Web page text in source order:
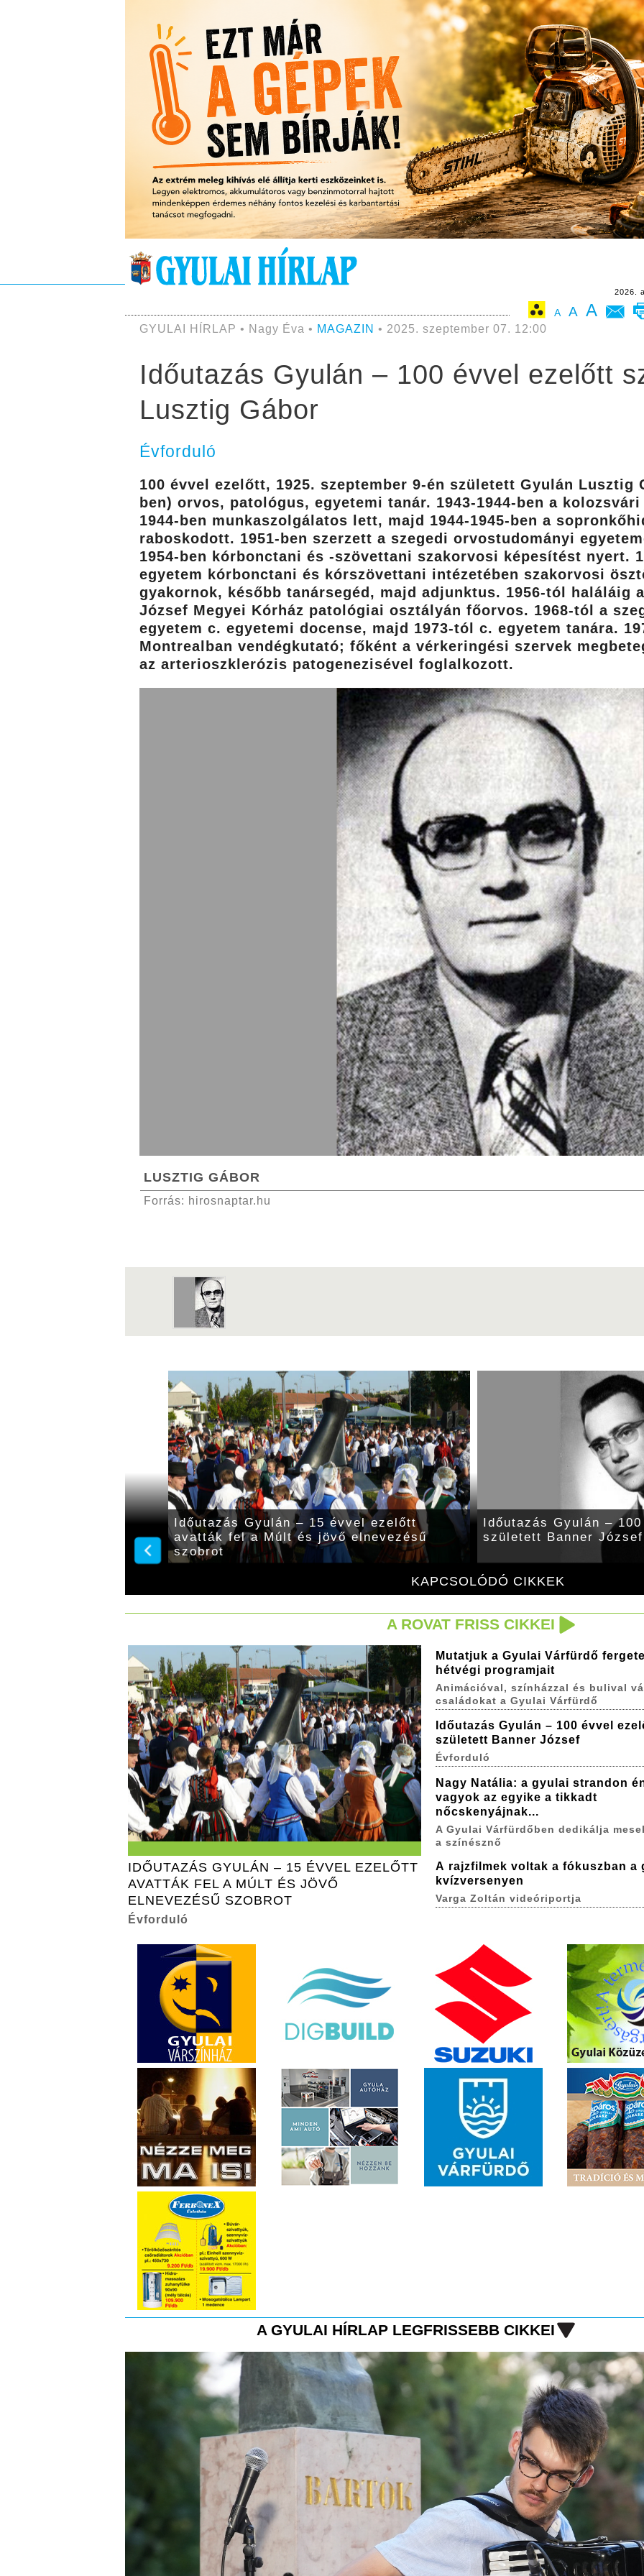
2026.
A A A
GYULAI HÍRLAP • Nagy Éva • MAGAZIN • 2025. szeptember 07. 12:00
Időutazás Gyulán – 100 évvel ezelőtt
Lusztig Gábor
Évforduló
100 évvel ezelőtt, 1925. szeptember 9-én született Gyulán Lusztig
ben) orvos, patológus, egyetemi tanár. 1943-1944-ben a
1944-ben munkaszolgálatos lett, majd 1944-1945-ben a
raboskodott. 1951-ben szerzett a szegedi orvostudományi
1954-ben kórbonctani és -szövettani szakorvosi képesítést nyert.
egyetem kórbonctani és kórszövettani intézetében szakorvosi
gyakornok, később tanársegéd, majd adjunktus. 1956-tól haláláig
József Megyei Kórház patológiai osztályán főorvos. 1968-tól a
egyetem c. egyetemi docense, majd 1973-tól c. egyetem tanára.
Montrealban vendégkutató; főként a vérkeringési szervek
az arterioszklerózis patogenezisével foglalkozott.
LUSZTIG GÁBOR
Forrás: hirosnaptar.hu
KAPCSOLÓDÓ CIKKEK
évvel ezelőtt adtak
Időutazás Gyulán – 15 évvel ezelőtt
avatták fel a Múlt és jövő elnevezésű
szobrot
Időutazás Gyulán –
született Banner József
A ROVAT FRISS CIKKEI
IDŐUTAZÁS GYULÁN – 15 ÉVVEL EZELŐTT
AVATTÁK FEL A MÚLT ÉS JÖVŐ
ELNEVEZÉSŰ SZOBROT
Évforduló
Mutatjuk a Gyulai Várfürdő
hétvégi programjait
Animációval, színházzal és bulival
családokat a Gyulai Várfürdő
Időutazás Gyulán – 100 évvel
született Banner József
Évforduló
Nagy Natália: a gyulai strandon
vagyok az egyike a tikkadt
nőcskenyájnak...
A Gyulai Várfürdőben dedikálja
a színésznő
A rajzfilmek voltak a fókuszban a
kvízversenyen
Varga Zoltán videóriportja
A GYULAI HÍRLAP LEGFRISSEBB CIKKEI